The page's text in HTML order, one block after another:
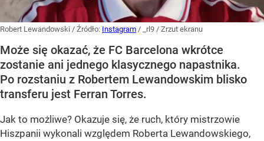
Robert Lewandowski / Źródło: Instagram / _rl9 / Zrzut ekranu
Może się okazać, że FC Barcelona wkrótce
zostanie ani jednego klasycznego napastnika.
Po rozstaniu z Robertem Lewandowskim blisko
transferu jest Ferran Torres.
Jak to możliwe? Okazuje się, że ruch, który mistrzowie
Hiszpanii wykonali względem Roberta Lewandowskiego,